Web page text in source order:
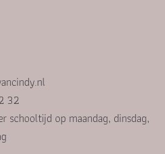
32
schooltijd op maandag, dinsdag,